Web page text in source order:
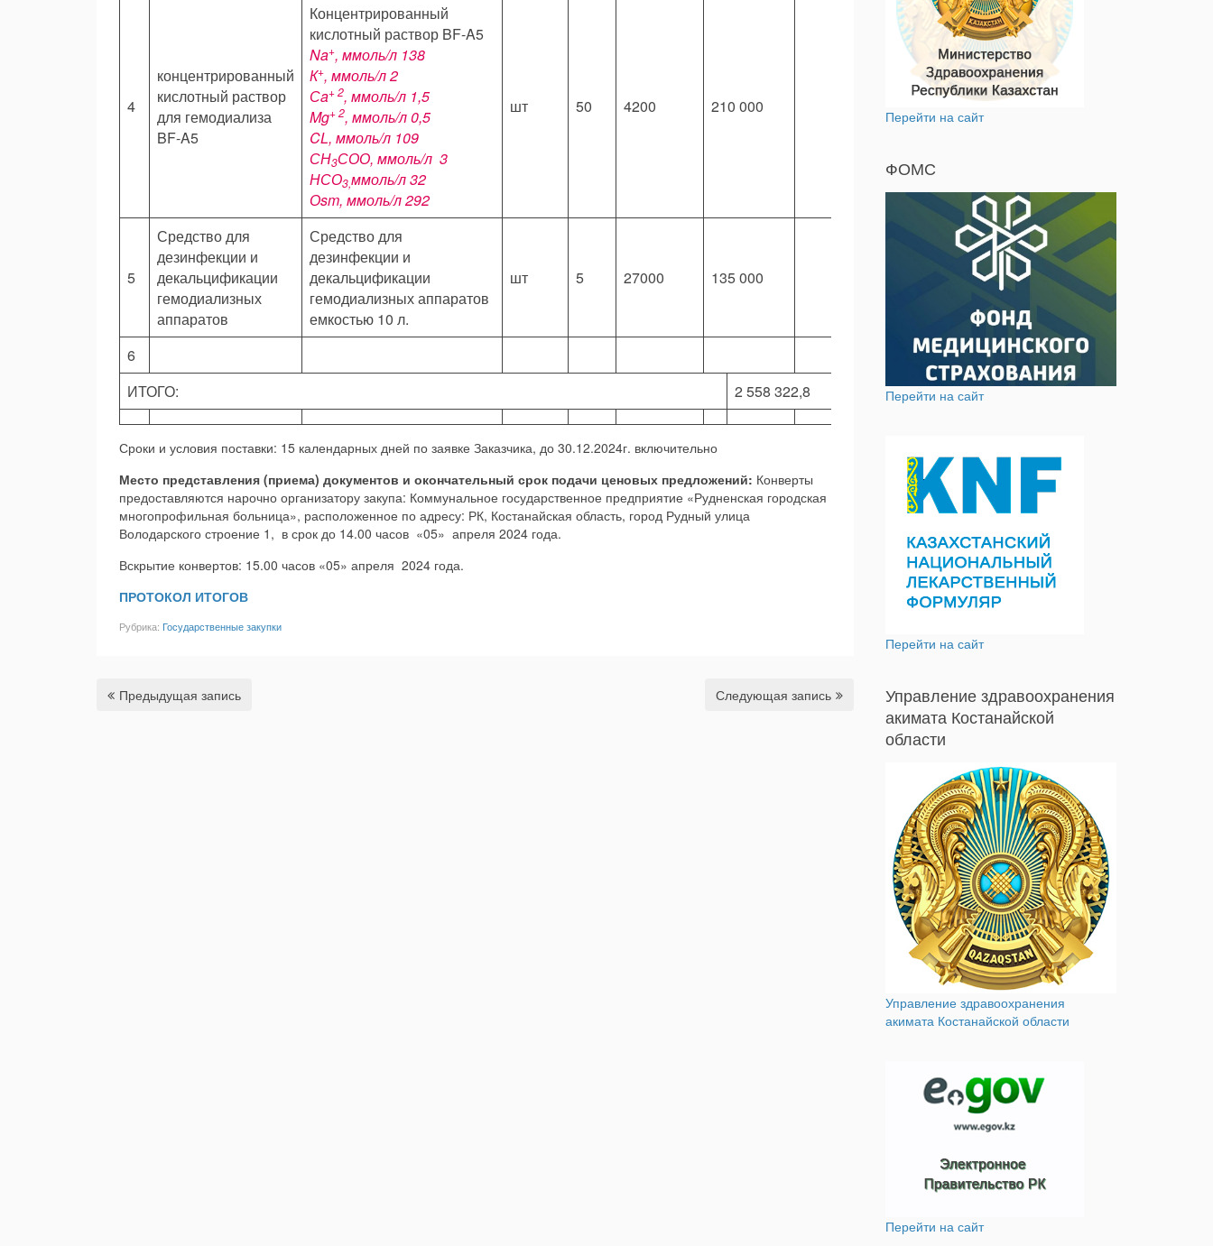
4
концентрированный
кислотный раствор
для гемодиализа
BF-A5
Концентрированный
кислотный раствор BF-A5
Na+, ммоль/л 138
К+, ммоль/л2
Сa+ 2, ммоль/л 1,5
Mg+ 2, ммоль/л0,5
CL, ммоль/л 109
СН3СОО, ммоль/л 3
НСО3,ммоль/л32
Оsm, ммоль/л292
шт 50 4200 210 000
5
Средство для
дезинфекции и
декальцификации
гемодиализных
аппаратов
Средство для
дезинфекции и
декальцификации
гемодиализных аппаратов
емкостью 10 л.
шт 5 27000 135 000
6
ИТОГО:
2 558 322,8
Сроки и условия поставки: 15 календарных дней по заявке Заказчика, до 30.12.2024г. включительно
Место представления (приема) документов и окончательный срок подачи ценовых предложений: Конверты
предоставляются нарочно организатору закупа: Коммунальное государственное предприятие «Рудненская городская
многопрофильная больница», расположенное по адресу: РК, Костанайская область, город Рудный улица
Володарского строение 1, в срок до 14.00 часов «05» апреля 2024 года.
Вскрытие конвертов: 15.00 часов «05» апреля 2024 года.
ПРОТОКОЛ ИТОГОВ
Рубрика: Государственные закупки
Предыдущая запись Следующая запись
Перейти на сайт
ФОМС
Перейти на сайт
Перейти на сайт
Управление здравоохранения
акимата Костанайской
области
Управление здравоохранения
акимата Костанайской области
Перейти на сайт